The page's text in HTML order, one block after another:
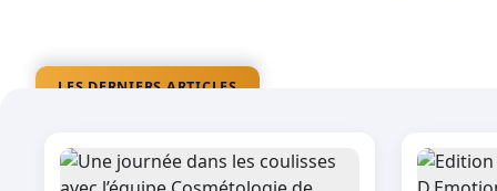
La magie
Share the magic
LES DERNIERS ARTICLES